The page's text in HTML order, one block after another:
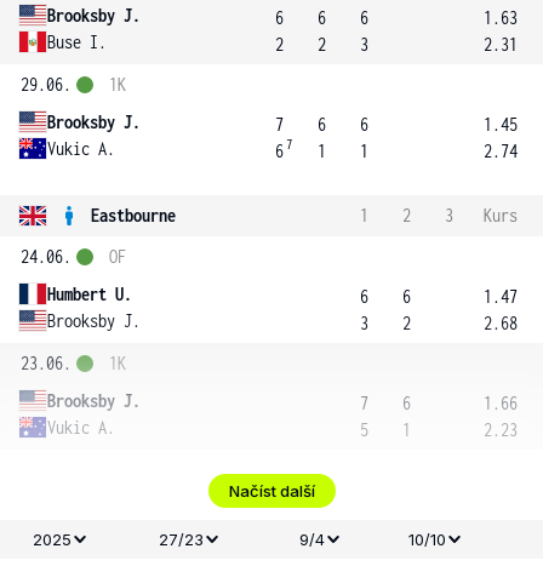
Brooksby J.
Buse I.
6
2
6
2
6
3
1.63
2.31
29.06.
Brooksby J.
Vukic A.
1K
7
67
6
1
6
1
1.45
2.74
Eastbourne 1 2 3
Kurs
24.06.
Humbert U.
Brooksby J.
OF
6
3
6
2
1.47
2.68
23.06.
Brooksby J.
Vukic A.
1K
7
5
6
1
1.66
2.23
Načíst další
2025 27/23 9/4
10/10